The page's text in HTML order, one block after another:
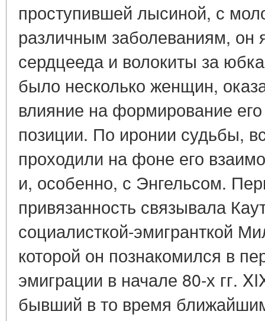
проступившей лысиной, с
различным заболеваниям, он
сердцееда и волокиты за
было несколько женщин,
влияние на формирование
позиции. По иронии судьбы,
проходили на фоне его
и, особенно, с Энгельсом.
привязанность связывала
социалисткой-эмигранткой
которой он познакомился в
эмиграции в начале 80-х гг.
бывший в то время